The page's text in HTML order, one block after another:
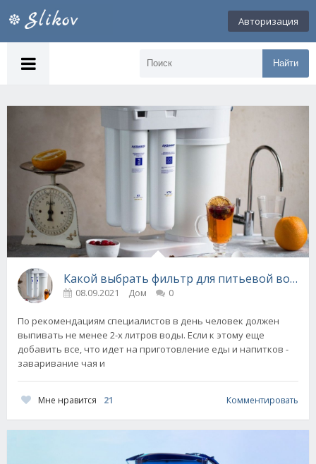
Авторизация
Найти
Какой выбрать фильтр для питьевой воды
08.09.2021 Дом 0
По рекомендациям специалистов в день человек должен
выпивать не менее 2-х литров воды. Если к этому еще
добавить все, что идет на приготовление еды и напитков -
заваривание чая и
Мне нравится 21 Комментировать